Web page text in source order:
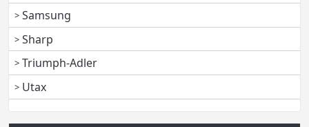
Samsung
Sharp
Triumph-Adler
Utax